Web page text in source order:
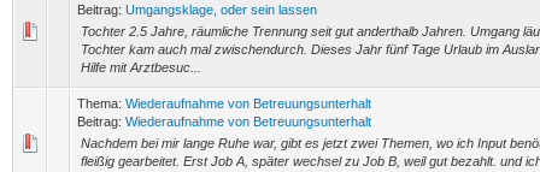
Beitrag: Umgangsklage, oder sein lassen
Tochter 2.5 Jahre, räumliche Trennung seit gut anderthalb Jahren. Umgang
Tochter kam auch mal zwischendurch. Dieses Jahr fünf Tage Urlaub im
Hilfe mit Arztbesuc...
Thema: Wiederaufnahme von Betreuungsunterhalt
Beitrag: Wiederaufnahme von Betreuungsunterhalt
Nachdem bei mir lange Ruhe war, gibt es jetzt zwei Themen, wo ich Input
fleißig gearbeitet. Erst Job A, später wechsel zu Job B, weil gut bezahlt. und